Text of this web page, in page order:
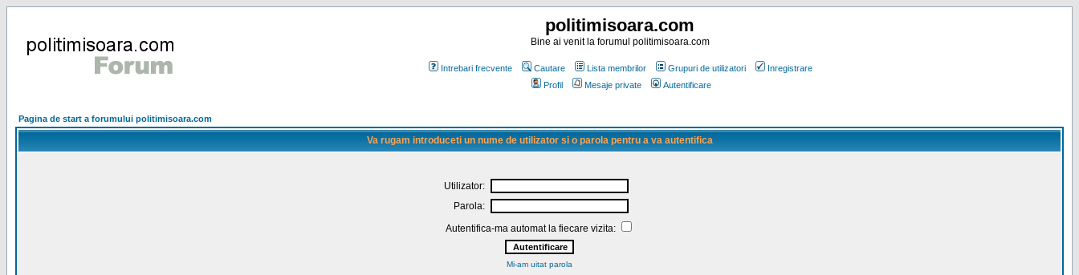
politimisoara.com
Bine ai venit la forumul politimisoara.com
Intrebari frecvente Cautare Lista membrilor Grupuri de utilizatori
Inregistrare
Profil
Mesaje private Autentificare
Pagina de start a forumului politimisoara.com
Va rugam introduceti un nume de utilizator si o parola pentru a va autentifica
Utilizator:
Parola:
Autentifica-ma automat la fiecare vizita:
Mi-am uitat parola